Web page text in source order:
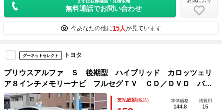
まずは在庫確認・見積依頼
無料通話でお問い合わせ
今あなたの他に15人が見ています
グーネットセレクト トヨタ
プリウスアルファ Ｓ 後期型 ハイブリッド カロッツェリ
ア８インチメモリーナビ フルセグＴＶ ＣＤ／ＤＶＤ バッ
クカメラ カロッツェリアスピーカー ビルトインＥＴＣ Ｌ
ＥＤヘッドライト ＬＥＤフォグランプ プッシュスタート
支払総額(税込) 本体価格
144.8
諸費用
15